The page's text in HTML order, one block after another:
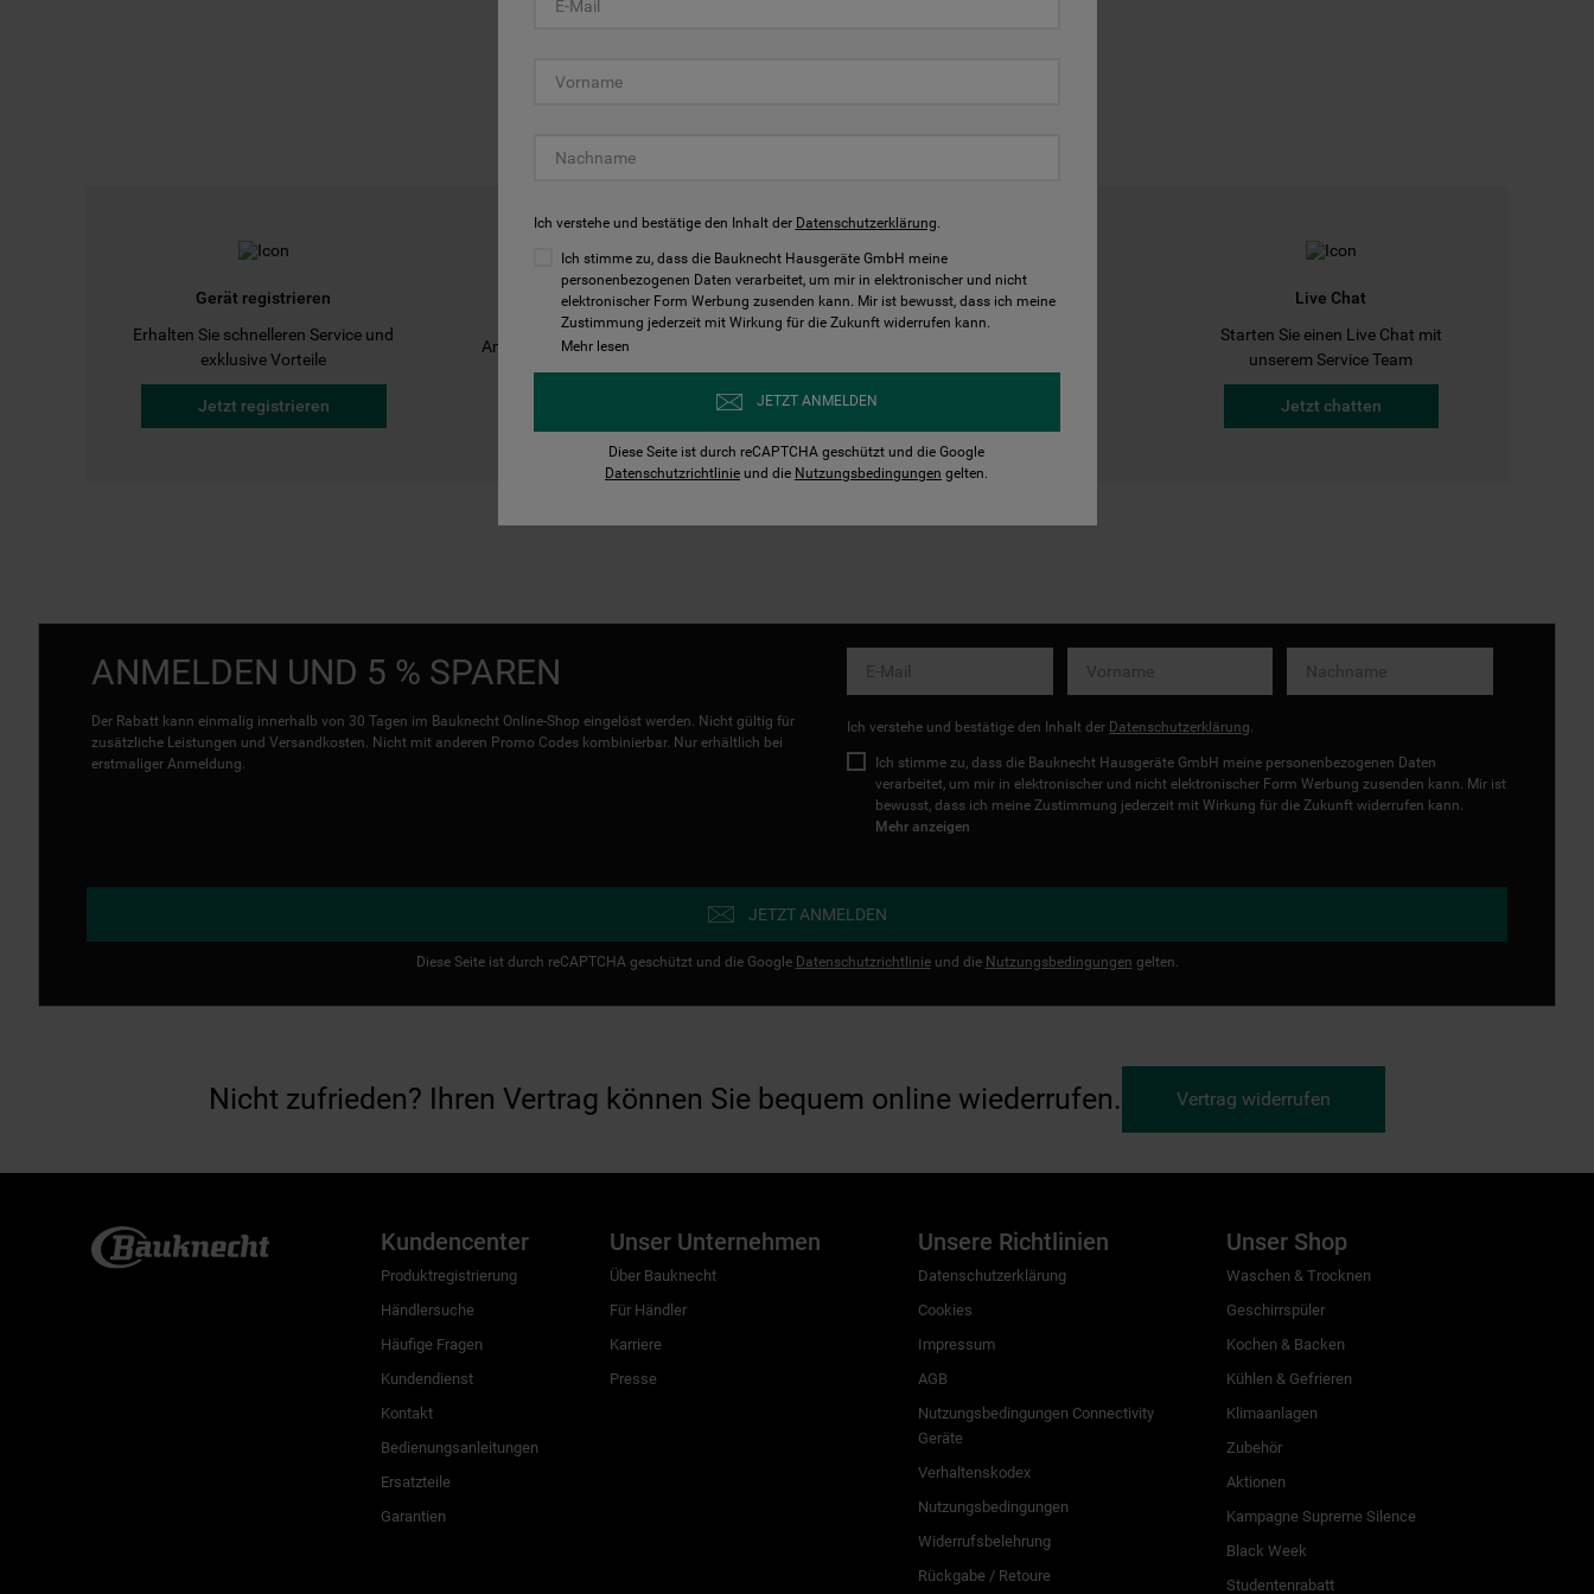
Gerät registrieren
Erhalten Sie schnelleren Service und
exklusive Vorteile
Jetzt registrieren
Bedienungsanleitungen
Anleitungen finden und herunterladen
Kontakt
Live Chat
Starten Sie einen Live Chat mit
unserem Service Team
Jetzt chatten
ANMELDEN UND 5 % SPAREN
Der Rabatt kann einmalig innerhalb von 30 Tagen im Bauknecht Online-Shop eingelöst werden. Nicht gültig für
zusätzliche Leistungen und Versandkosten. Nicht mit anderen Promo Codes kombinierbar. Nur erhältlich bei
erstmaliger Anmeldung.
Ich verstehe und bestätige den Inhalt der Datenschutzerklärung
Ich stimme zu, dass die Bauknecht Hausgeräte GmbH meine personenbezogenen Daten
verarbeitet, um mir in elektronischer und nicht elektronischer Form Werbung zusenden kann. Mir ist
bewusst, dass ich meine Zustimmung jederzeit mit Wirkung für die Zukunft widerrufen kann.
Mehr anzeigen
JETZT ANMELDEN
Diese Seite ist durch reCAPTCHA geschützt und die Google Datenschutzrichtlinieund die Nutzungsbedingungen gelten.
Nicht zufrieden? Ihren Vertrag können Sie bequem online wiederrufen. Vertrag widerrufen
Kundencenter
Produktregistrierung
Händlersuche
Häufige Fragen
Kundendienst
Kontakt
Bedienungsanleitungen
Ersatzteile
Garantien
Unser Unternehmen
Über Bauknecht
Für Händler
Karriere
Presse
Unsere Richtlinien
Datenschutzerklärung
Cookies
Impressum
AGB
Nutzungsbedingungen Connectivity
Geräte
Verhaltenskodex
Nutzungsbedingungen
Widerrufsbelehrung
Rückgabe / Retoure
Unser Shop
Waschen & Trocknen
Geschirrspüler
Kochen & Backen
Kühlen & Gefrieren
Klimaanlagen
Zubehör
Aktionen
Kampagne Supreme Silence
Black Week
Studentenrabatt
Ich verstehe und bestätige den Inhalt der Datenschutzerklärung.
Ich stimme zu, dass die Bauknecht Hausgeräte GmbH meine
personenbezogenen Daten verarbeitet, um mir in elektronischer und nicht
elektronischer Form Werbung zusenden kann. Mir ist bewusst, dass ich meine
Zustimmung jederzeit mit Wirkung für die Zukunft widerrufen kann.
Mehr lesen
JETZT ANMELDEN
Diese Seite ist durch reCAPTCHA geschützt und die Google
Datenschutzrichtlinie und die Nutzungsbedingungen gelten.